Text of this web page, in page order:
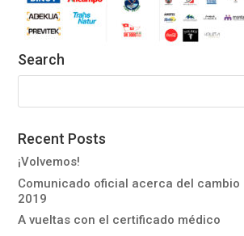
Search
Recent Posts
¡Volvemos!
Comunicado oficial acerca del
2019
A vueltas con el certificado médico